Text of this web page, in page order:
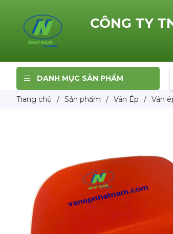
CÔNG TY
DANH MỤC SẢN PHẨM
Trang chủ / Sản phẩm / Ván Ép / Ván